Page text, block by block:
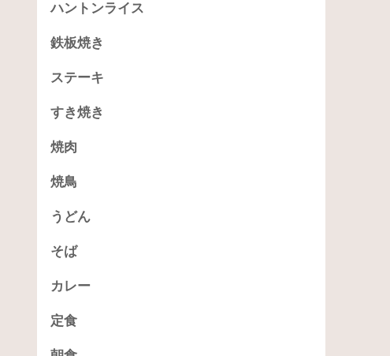
ハントンライス
鉄板焼き
ステーキ
すき焼き
焼肉
焼鳥
うどん
そば
カレー
定食